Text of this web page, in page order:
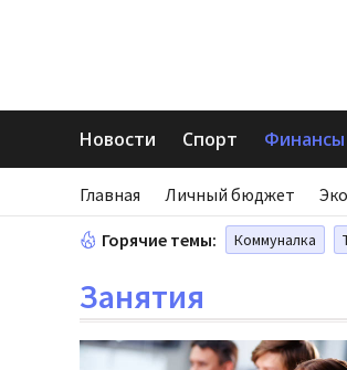
Новости Спорт Финансы
Главная Личный бюджет
Горячие темы: Коммуналка
Занятия